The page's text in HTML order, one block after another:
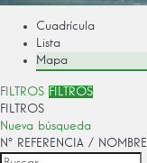
Cuadrícula
Lista
Mapa
FILTROS FILTROS
FILTROS
Nueva búsqueda
Nº REFERENCIA / NOMBRE